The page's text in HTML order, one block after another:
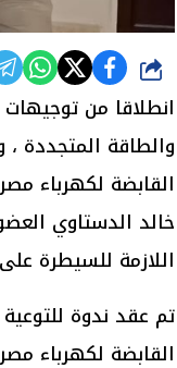
شارك
انطلاقا من
والطاقة
القابضة لكهرباء
خالد الدستاوي
اللازمة للسيطرة
تم عقد ندوة
القابضة لكهرباء